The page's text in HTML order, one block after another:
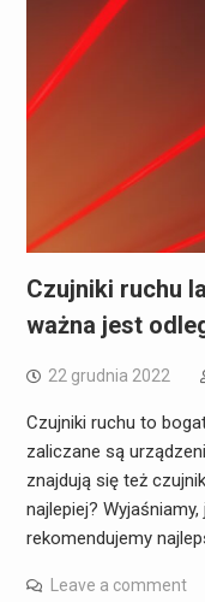
Czujniki ruchu
ważna jest
22 grudnia 2022
Czujniki ruchu to
zaliczane są
znajdują się też
najlepiej?
rekomendujemy
Leave a comment